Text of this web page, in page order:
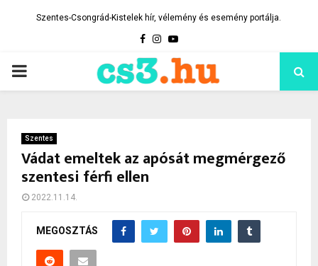
Szentes-Csongrád-Kistelek hír, vélemény és esemény portálja.
Facebook
Instagram
Youtube
PRIMARY
Szentes
Vádat emeltek az apósát megmérgező
szentesi férfi ellen
2022.11.14.
MEGOSZTÁS